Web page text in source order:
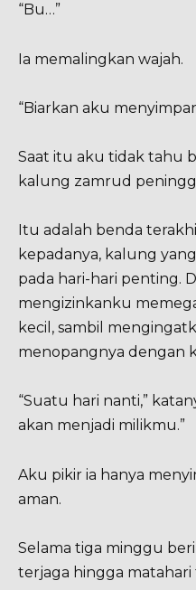
“Bu…”
Ia memalingkan wajah.
“Biarkan aku
Saat itu aku tidak tahu
kalung zamrud
Itu adalah benda
kepadanya, kalung
pada hari-hari penting.
mengizinkanku
kecil, sambil
menopangnya dengan
“Suatu hari nanti,”
akan menjadi milikmu.”
Aku pikir ia hanya
aman.
Selama tiga minggu
terjaga hingga matahari